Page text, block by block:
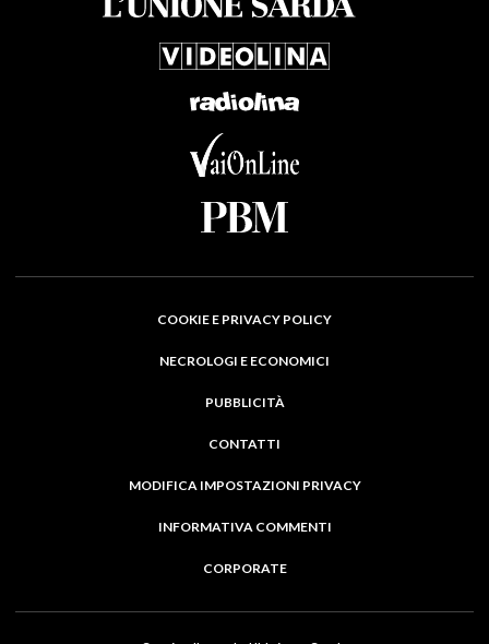
COOKIE E PRIVACY POLICY
NECROLOGI E ECONOMICI
PUBBLICITÀ
CONTATTI
MODIFICA IMPOSTAZIONI PRIVACY
INFORMATIVA COMMENTI
CORPORATE